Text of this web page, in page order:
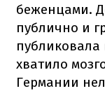
беженцами.
публично и
публиковала
хватило
Германии